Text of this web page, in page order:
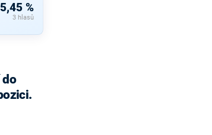
5,45 %
3 hlasů
do